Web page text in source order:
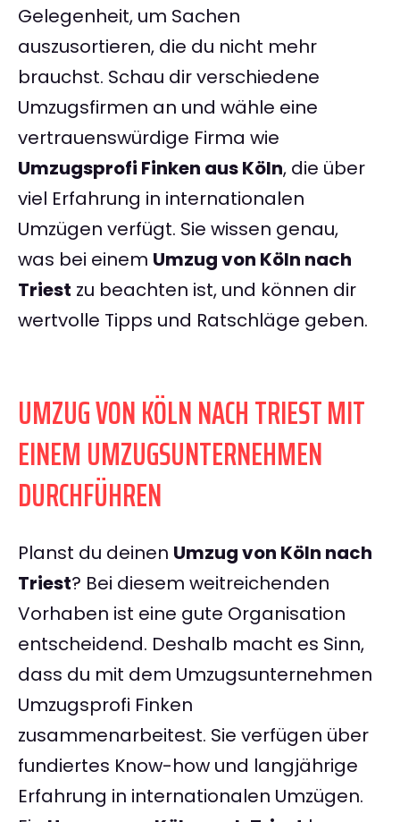
Gelegenheit, um Sachen
auszusortieren, die du nicht mehr
brauchst. Schau dir verschiedene
Umzugsfirmen an und wähle eine
vertrauenswürdige Firma wie
Umzugsprofi Finken aus Köln, die über
viel Erfahrung in internationalen
Umzügen verfügt. Sie wissen genau,
was bei einem Umzug von Köln nach
Triest zu beachten ist, und können dir
wertvolle Tipps und Ratschläge geben.
UMZUG VON KÖLN NACH TRIEST MIT
EINEM UMZUGSUNTERNEHMEN
DURCHFÜHREN
Planst du deinen Umzug von Köln nach
Triest? Bei diesem weitreichenden
Vorhaben ist eine gute Organisation
entscheidend. Deshalb macht es Sinn,
dass du mit dem Umzugsunternehmen
Umzugsprofi Finken
zusammenarbeitest. Sie verfügen über
fundiertes Know-how und langjährige
Erfahrung in internationalen Umzügen.